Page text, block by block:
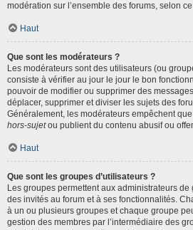
modération sur l’ensemble des forums, selon
Haut
Que sont les modérateurs ?
Les modérateurs sont des utilisateurs (ou
consiste à vérifier au jour le jour le bon
pouvoir de modifier ou supprimer des
déplacer, supprimer et diviser les sujets des
Généralement, les modérateurs empêchent
hors-sujetou publient du contenu abusif ou
Haut
Que sont les groupes d’utilisateurs ?
Les groupes permettent aux administrateurs de
des invités au forum et à ses fonctionnalités.
à un ou plusieurs groupes et chaque groupe
gestion des membres par l’intermédiaire des